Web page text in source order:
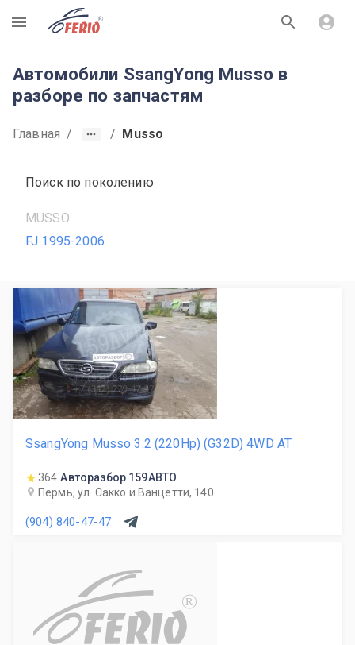
R
Автомобили SsangYong Musso в
разборе по запчастям
Главная / / Musso
Поиск по поколению
MUSSO
FJ 1995-2006
SsangYong Musso 3.2 (220Hp) (G32D) 4WD AT
364 Авторазбор 159АВТО
Пермь, ул. Сакко и Ванцетти, 140
(904) 840-47-47
R